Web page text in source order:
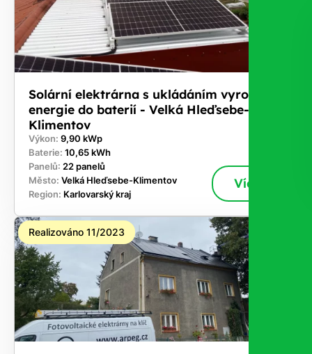
Solární elektrárna s ukládáním vyrobené
energie do baterií - Velká Hleďsebe-
Klimentov
Výkon: 9,90 kWp
Baterie: 10,65 kWh
Panelů: 22 panelů
Město: Velká Hleďsebe-Klimentov
Region: Karlovarský kraj
Více
Realizováno 11/2023